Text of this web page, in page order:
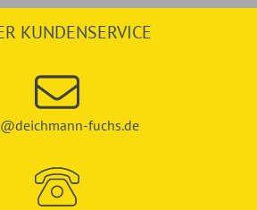
KUNDENSERVICE
fuchs.de